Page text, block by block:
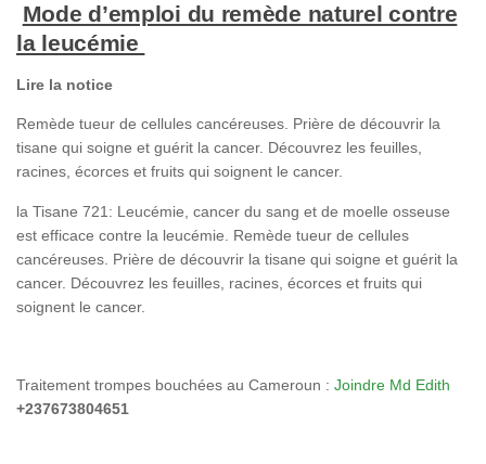
Mode d’emploi du remède naturel contre
la leucémie
Lire la notice
Remède tueur de cellules cancéreuses. Prière de découvrir la
tisane qui soigne et guérit la cancer. Découvrez les feuilles,
racines, écorces et fruits qui soignent le cancer.
la Tisane 721: Leucémie, cancer du sang et de moelle osseuse
est efficace contre la leucémie. Remède tueur de cellules
cancéreuses. Prière de découvrir la tisane qui soigne et guérit la
cancer. Découvrez les feuilles, racines, écorces et fruits qui
soignent le cancer.
Traitement trompes bouchées au Cameroun : Joindre Md Edith
+237673804651